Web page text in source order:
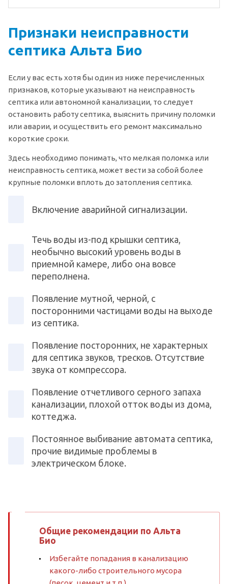
Признаки неисправности
септика Альта Био
Если у вас есть хотя бы один из ниже перечисленных
признаков, которые указывают на неисправность
септика или автономной канализации, то следует
остановить работу септика, выяснить причину поломки
или аварии, и осуществить его ремонт максимально
короткие сроки.
Здесь необходимо понимать, что мелкая поломка или
неисправность септика, может вести за собой более
крупные поломки вплоть до затопления септика.
Включение аварийной сигнализации.
Течь воды из-под крышки септика,
необычно высокий уровень воды в
приемной камере, либо она вовсе
переполнена.
Появление мутной, черной, с
посторонними частицами воды на выходе
из септика.
Появление посторонних, не характерных
для септика звуков, тресков. Отсутствие
звука от компрессора.
Появление отчетливого серного запаха
канализации, плохой отток воды из дома,
коттеджа.
Постоянное выбивание автомата септика,
прочие видимые проблемы в
электрическом блоке.
Общие рекомендации по Альта
Био
Избегайте попадания в канализацию
какого-либо строительного мусора